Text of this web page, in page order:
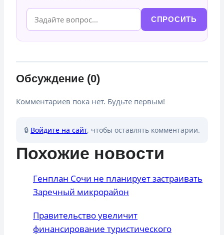
СПРОСИТЬ
Обсуждение (0)
Комментариев пока нет. Будьте первым!
🔒 Войдите на сайт, чтобы оставлять комментарии.
Похожие новости
Генплан Сочи не планирует застраивать
Заречный микрорайон
Правительство увеличит
финансирование туристического